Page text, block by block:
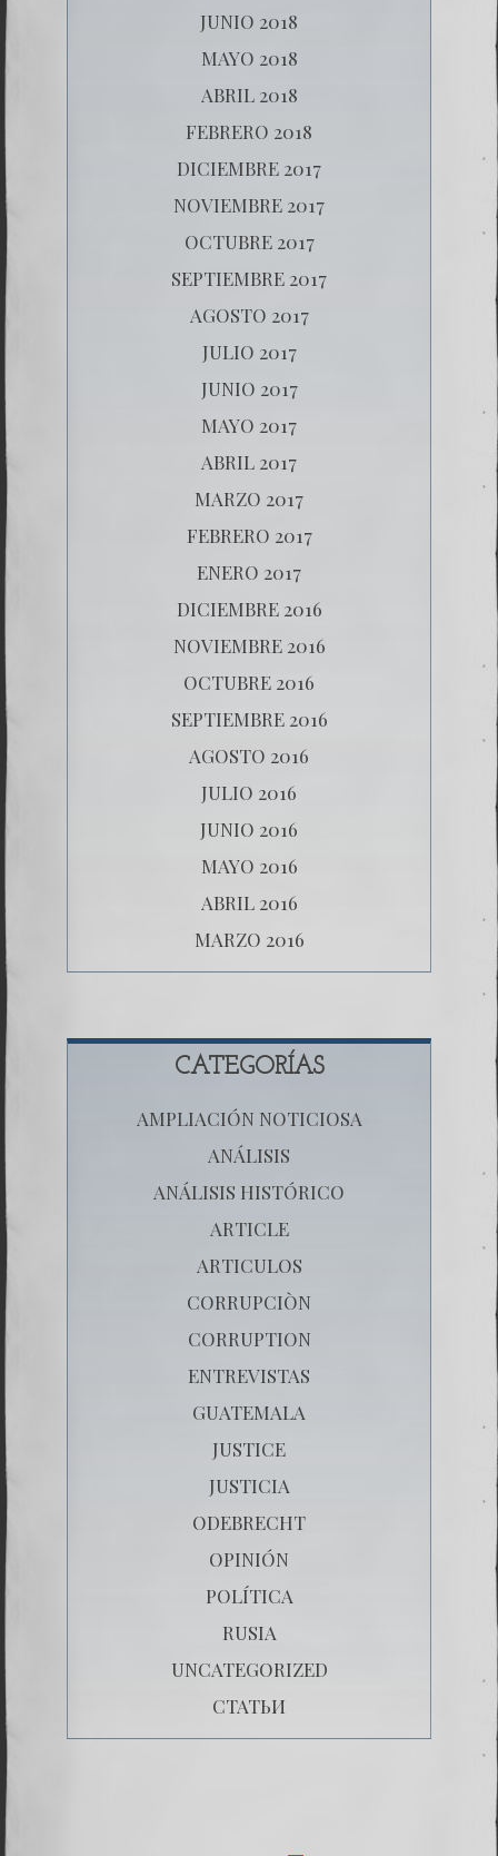
JUNIO 2018
MAYO 2018
ABRIL 2018
FEBRERO 2018
DICIEMBRE 2017
NOVIEMBRE 2017
OCTUBRE 2017
SEPTIEMBRE 2017
AGOSTO 2017
JULIO 2017
JUNIO 2017
MAYO 2017
ABRIL 2017
MARZO 2017
FEBRERO 2017
ENERO 2017
DICIEMBRE 2016
NOVIEMBRE 2016
OCTUBRE 2016
SEPTIEMBRE 2016
AGOSTO 2016
JULIO 2016
JUNIO 2016
MAYO 2016
ABRIL 2016
MARZO 2016
CATEGORÍAS
AMPLIACIÓN NOTICIOSA
ANÁLISIS
ANÁLISIS HISTÓRICO
ARTICLE
ARTICULOS
CORRUPCIÒN
CORRUPTION
ENTREVISTAS
GUATEMALA
JUSTICE
JUSTICIA
ODEBRECHT
OPINIÓN
POLÍTICA
RUSIA
UNCATEGORIZED
СТАТЬИ